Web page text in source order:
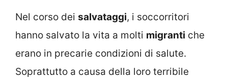
Nel corso dei salvataggi, i soccorritori
hanno salvato la vita a molti migranti che
erano in precarie condizioni di salute.
Soprattutto a causa della loro terribile